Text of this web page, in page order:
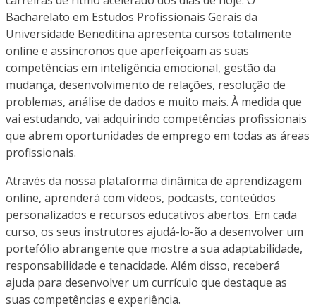
Bacharelato em Estudos Profissionais Gerais da
Universidade Beneditina apresenta cursos totalmente
online e assíncronos que aperfeiçoam as suas
competências em inteligência emocional, gestão da
mudança, desenvolvimento de relações, resolução de
problemas, análise de dados e muito mais. À medida que
vai estudando, vai adquirindo competências profissionais
que abrem oportunidades de emprego em todas as áreas
profissionais.
Através da nossa plataforma dinâmica de aprendizagem
online, aprenderá com vídeos, podcasts, conteúdos
personalizados e recursos educativos abertos. Em cada
curso, os seus instrutores ajudá-lo-ão a desenvolver um
portefólio abrangente que mostre a sua adaptabilidade,
responsabilidade e tenacidade. Além disso, receberá
ajuda para desenvolver um currículo que destaque as
suas competências e experiência.